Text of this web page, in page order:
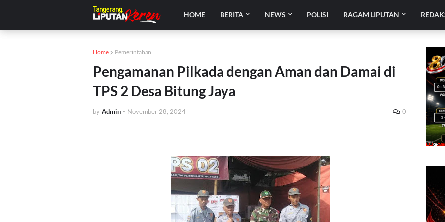
HOME BERITA NEWS POLISI RAGAM LIPUTAN
Home Pemerintahan
Pengamanan Pilkada dengan Aman dan Damai di
TPS 2 Desa Bitung Jaya
by Admin - November 28, 2024 0